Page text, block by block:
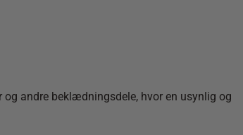
andre beklædningsdele, hvor en usynlig og